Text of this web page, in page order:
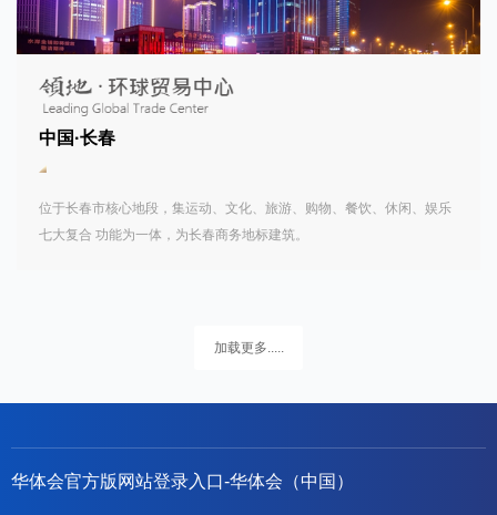
中国·长春
位于长春市核心地段，集运动、文化、旅游、购物、餐饮、休闲、娱乐
七大复合 功能为一体，为长春商务地标建筑。
加载更多.....
华体会官方版网站登录入口-华体会（中国）